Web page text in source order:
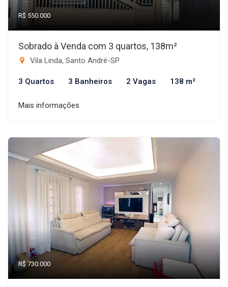
R$ 550.000
Sobrado à Venda com 3 quartos, 138m²
Vila Linda, Santo André-SP
3 Quartos 3 Banheiros 2 Vagas 138 m²
Mais informações
R$ 730.000